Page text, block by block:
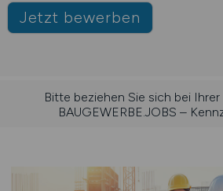
Jetzt bewerben
Bitte beziehen Sie sich bei
BAUGEWERBE.JOBS –